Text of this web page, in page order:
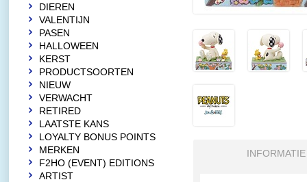
INFORMATIE
DIEREN
VALENTIJN
PASEN
HALLOWEEN
KERST
PRODUCTSOORTEN
NIEUW
VERWACHT
RETIRED
LAATSTE KANS
LOYALTY BONUS POINTS
MERKEN
F2HO (EVENT) EDITIONS
ARTIST